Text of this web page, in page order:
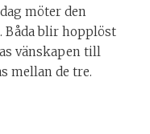
möter den
Båda blir hopplöst
vänskapen till
mellan de tre.